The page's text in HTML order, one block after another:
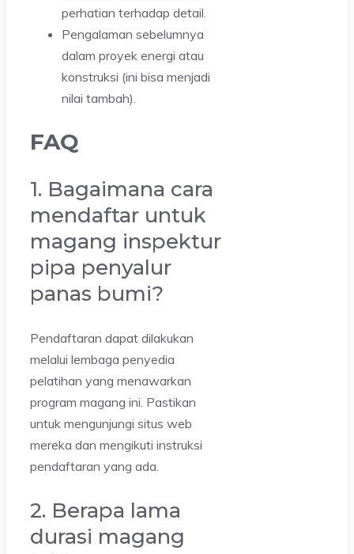
perhatian terhadap detail.
Pengalaman sebelumnya
dalam proyek energi atau
konstruksi (ini bisa menjadi
nilai tambah).
FAQ
1. Bagaimana cara
mendaftar untuk
magang inspektur
pipa penyalur
panas bumi?
Pendaftaran dapat dilakukan
melalui lembaga penyedia
pelatihan yang menawarkan
program magang ini. Pastikan
untuk mengunjungi situs web
mereka dan mengikuti instruksi
pendaftaran yang ada.
2. Berapa lama
durasi magang